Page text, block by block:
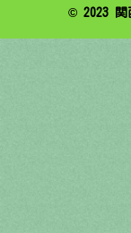
© 2023 関